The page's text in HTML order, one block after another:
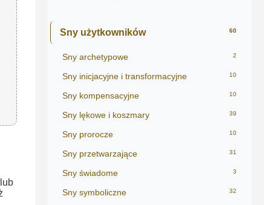
Sny użytkowników 60
Sny archetypowe 2
Sny inicjacyjne i transformacyjne 10
Sny kompensacyjne 10
Sny lękowe i koszmary 39
Sny prorocze 10
Sny przetwarzające 31
Sny świadome 3
Sny symboliczne 32